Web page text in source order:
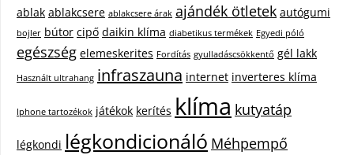
ablak ablakcsere ablakcsere árak ajándék ötletek autógumi
bojler bútor cipő daikin klíma diabetikus termékek Egyedi póló
egészség elemeskerites Fordítás gyulladáscsökkentő gél lakk
Használt ultrahang infraszauna internet inverteres klíma
Iphone tartozékok játékok kerítés klíma kutyatáp
légkondi légkondicionáló Méhpempő